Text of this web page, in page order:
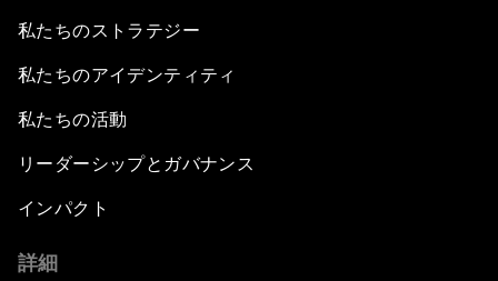
私たちのストラテジー
私たちのアイデンティティ
私たちの活動
リーダーシップとガバナンス
インパクト
詳細